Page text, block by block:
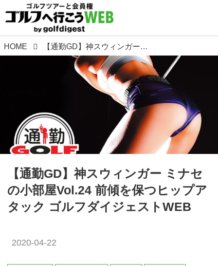
HOME 【通勤GD】神スウィンガー ミナセの小部屋Vol.24 前傾を保つヒップアタック ゴルフダイジェストWEB
【通勤GD】神スウィンガー ミナセ
の小部屋Vol.24 前傾を保つヒップア
タック ゴルフダイジェストWEB
2020-04-22